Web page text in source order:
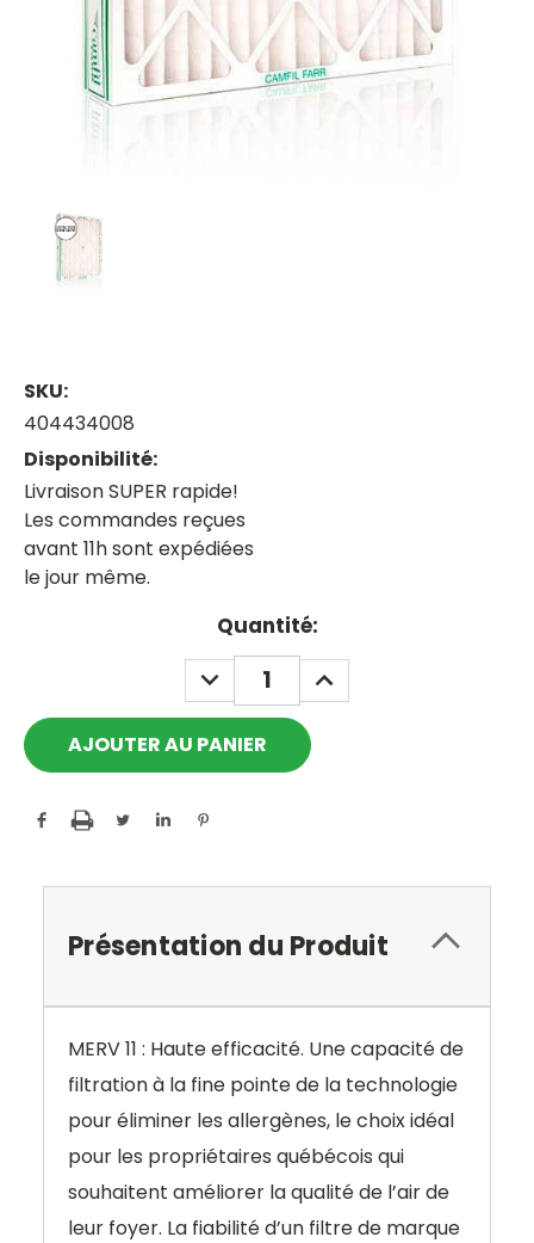
SKU:
404434008
Disponibilité:
Livraison SUPER rapide!
Les commandes reçues
avant 11h sont expédiées
le jour même.
Quantité:
DECREASE
QUANTITY:
INCREASE
QUANTITY:
Présentation du Produit
MERV 11 : Haute efficacité. Une capacité de
filtration à la fine pointe de la technologie
pour éliminer les allergènes, le choix idéal
pour les propriétaires québécois qui
souhaitent améliorer la qualité de l’air de
leur foyer. La fiabilité d’un filtre de marque